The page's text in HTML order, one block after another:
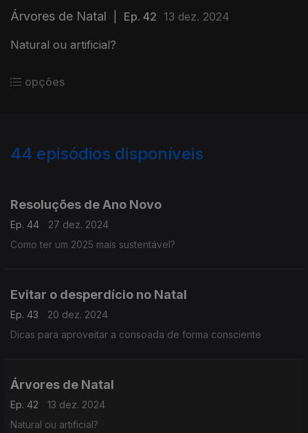
Árvores de Natal Ep. 42 13 dez. 2024
Natural ou artificial?
opções
44 episódios disponíveis
Resoluções de Ano Novo
Ep. 44
27 dez. 2024
Como ter um 2025 mais sustentável?
Evitar o desperdício no Natal
Ep. 43
20 dez. 2024
Dicas para aproveitar a consoada de forma consciente
Árvores de Natal
Ep. 42
13 dez. 2024
Natural ou artificial?